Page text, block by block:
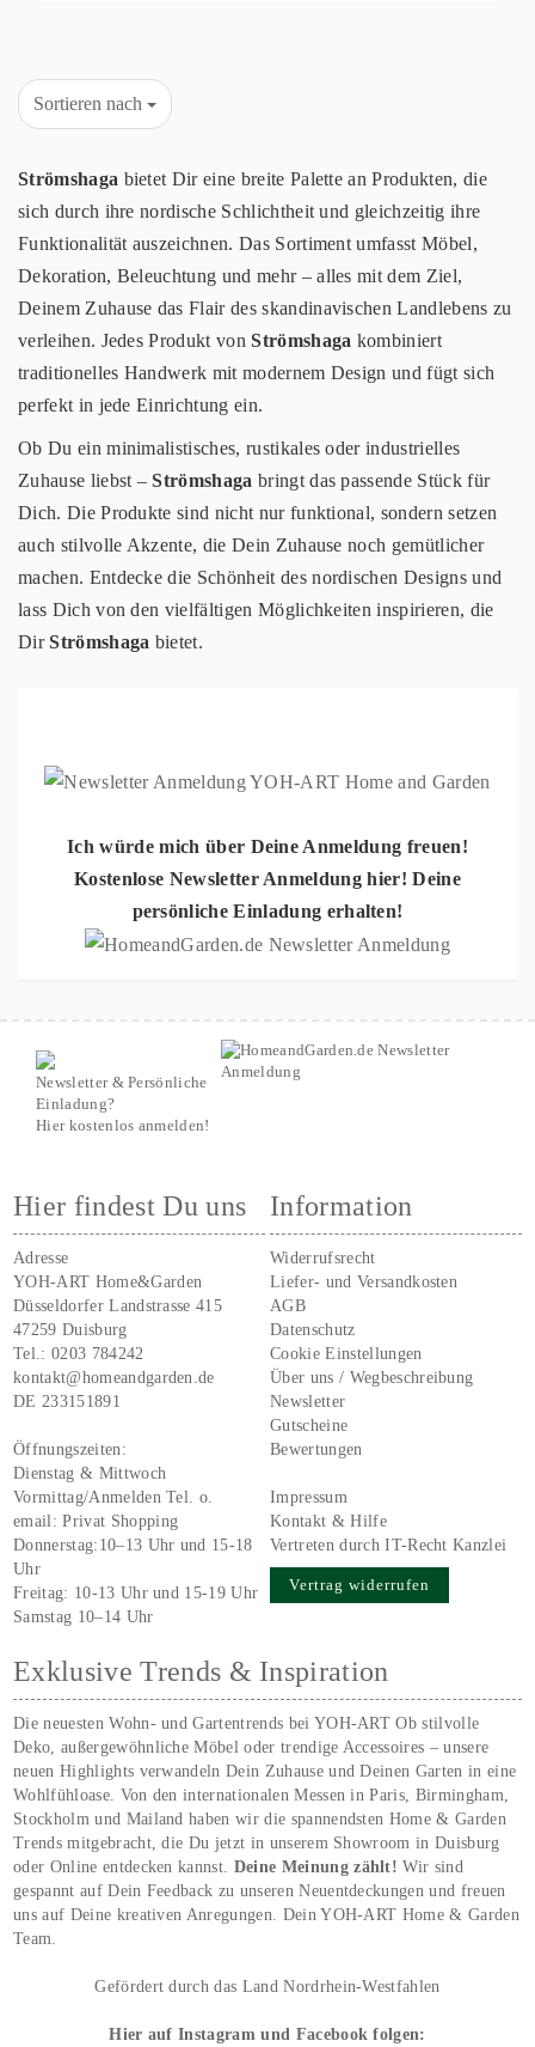
Sortieren nach
Strömshaga bietet Dir eine breite Palette an Produkten, die
sich durch ihre nordische Schlichtheit und gleichzeitig ihre
Funktionalität auszeichnen. Das Sortiment umfasst Möbel,
Dekoration, Beleuchtung und mehr – alles mit dem Ziel,
Deinem Zuhause das Flair des skandinavischen Landlebens zu
verleihen. Jedes Produkt vonStrömshaga kombiniert
traditionelles Handwerk mit modernem Design und fügt sich
perfekt in jede Einrichtung ein.
Ob Du ein minimalistisches, rustikales oder industrielles
Zuhause liebst –Strömshaga bringt das passende Stück für
Dich. Die Produkte sind nicht nur funktional, sondern setzen
auch stilvolle Akzente, die Dein Zuhause noch gemütlicher
machen. Entdecke die Schönheit des nordischen Designs und
lass Dich von den vielfältigen Möglichkeiten inspirieren, die
DirStrömshaga bietet.
Ich würde mich über Deine Anmeldung freuen!
Kostenlose Newsletter Anmeldung hier! Deine
persönliche Einladung erhalten!
Newsletter & Persönliche
Einladung?
Hier kostenlos anmelden!
Hier findest Du uns
Adresse
YOH-ART Home&Garden
Düsseldorfer Landstrasse 415
47259 Duisburg
Tel.:0203 784242
kontakt@homeandgarden.de
DE 233151891
Öffnungszeiten:
Dienstag & Mittwoch
Vormittag/Anmelden Tel. o.
email:Privat Shopping
Donnerstag:10–13 Uhr und 15-18
Uhr
Freitag: 10-13 Uhr und 15-19 Uhr
Samstag 10–14 Uhr
Information
Widerrufsrecht
Liefer- und Versandkosten
AGB
Datenschutz
Cookie Einstellungen
Über uns / Wegbeschreibung
Newsletter
Gutscheine
Bewertungen
Impressum
Kontakt & Hilfe
Vertreten durch IT-Recht Kanzlei
Vertrag widerrufen
Exklusive Trends & Inspiration
Die neuesten Wohn- und Gartentrends bei YOH‑ART Ob stilvolle
Deko, außergewöhnliche Möbel oder trendige Accessoires – unsere
neuen Highlights verwandeln Dein Zuhause und Deinen Garten in eine
Wohlfühloase. Von den internationalen Messen in Paris, Birmingham,
Stockholm und Mailand haben wir die spannendsten Home & Garden
Trends mitgebracht, die Du jetzt in unserem Showroom in Duisburg
oder Online entdecken kannst. Deine Meinung zählt!Wir sind
gespannt auf Dein Feedback zu unseren Neuentdeckungen und freuen
uns auf Deine kreativen Anregungen. Dein YOH‑ART Home & Garden
Team.
Gefördert durch das Land Nordrhein-Westfahlen
Hier auf Instagram und Facebook folgen: